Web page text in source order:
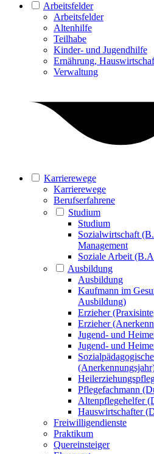
Arbeitsfelder
Arbeitsfelder
Altenhilfe
Teilhabe
Kinder- und Jugendhilfe
Ernährung,
Verwaltung
Karrierewege
Karrierewege
Berufserfahrene
Studium
Studium
Sozialwirtschaft
Management
Soziale Arbeit
Ausbildung
Ausbildung
Kaufmann im
Ausbildung)
Erzieher
Erzieher
Jugend- und
Jugend- und
Pflegefachmann
Altenpflegehelfer
Hauswirtschafter
Freiwilligendienste
Praktikum
Quereinsteiger